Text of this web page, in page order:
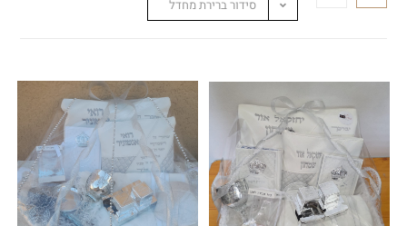
סידור ברירת מחדל